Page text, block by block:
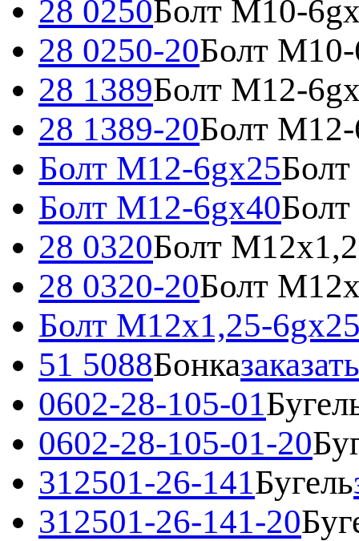
28 0250Болт М10-
28 0250-20Болт
28 1389Болт М12-
28 1389-20Болт М12-
Болт М12-6gх25
Болт М12-6gх40
28 0320Болт
28 0320-20Болт
Болт М12х1,25-
51 5088Бонказаказать
0602-28-105-01
0602-28-105-01-20
312501-26-141Бугель
312501-26-141-20